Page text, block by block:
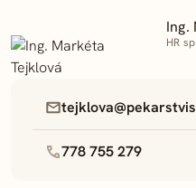
Ing.
HR
778 755 279